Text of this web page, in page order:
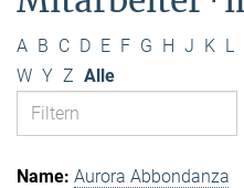
A B C D E F G H J K L
W Y Z Alle
Aurora Abbondanza